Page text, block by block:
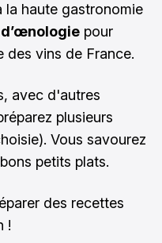
la haute gastronomie
pour
des vins de France.
avec d'autres
plusieurs
Vous savourez
petits plats.
des recettes
!